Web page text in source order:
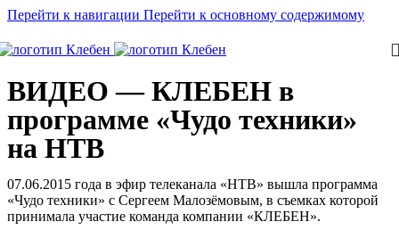
Перейти к навигации Перейти к основному содержимому
ВИДЕО — КЛЕБЕН в
программе «Чудо техники»
на НТВ
07.06.2015 года в эфир телеканала «НТВ» вышла программа
«Чудо техники» с Сергеем Малозёмовым, в съемках которой
принимала участие команда компании «КЛЕБЕН».